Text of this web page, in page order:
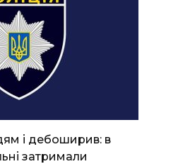
і дебоширив: в
затримали